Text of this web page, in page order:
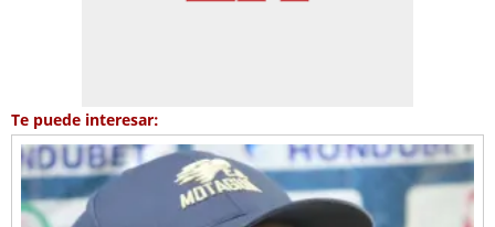
Te puede interesar: